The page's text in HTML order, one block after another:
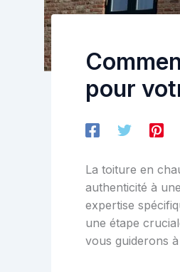
pour
La toiture en
authenticité à
expertise
une étape
vous guiderons